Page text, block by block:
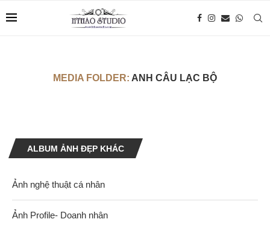
MEDIA FOLDER: ANH CÂU LẠC BỘ
ALBUM ẢNH ĐẸP KHÁC
Ảnh nghệ thuật cá nhân
Ảnh Profile- Doanh nhân